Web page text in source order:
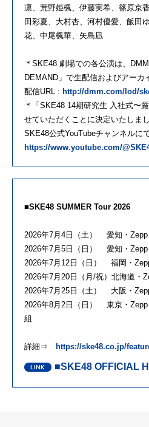
凛、荒野姫楓、伊藤実希、篠原京
田彩夏、大村杏、河村優愛、飯田
花、中尾楓華、矢島凪
＊SKE48 劇場での各公演は、
DEMAND」で生配信およびアーカ
配信URL : http://dmm.com/lod/
＊「SKE48 14期研究生 入社式〜
せていただくことに決定いたしまし
SKE48公式YouTubeチャンネル
https://www.youtube.com/
■SKE48 SUMMER Tour 2026
2026年7月4日（土） 愛知・
2026年7月5日（日） 愛知・
2026年7月12日（日） 福岡・
2026年7月20日（月/祝）北海道
2026年7月25日（土） 大阪・
2026年8月2日（日） 東京・
組
詳細⇒ https://ske48.co.jp/
■SKE48 OFFICIAL